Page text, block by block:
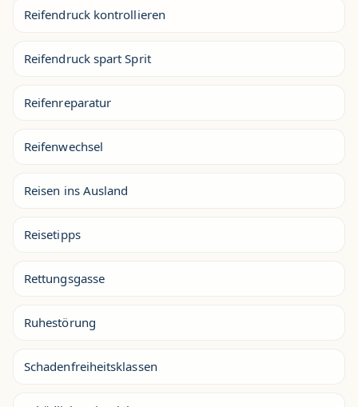
Reifendruck kontrollieren
Reifendruck spart Sprit
Reifenreparatur
Reifenwechsel
Reisen ins Ausland
Reisetipps
Rettungsgasse
Ruhestörung
Schadenfreiheitsklassen